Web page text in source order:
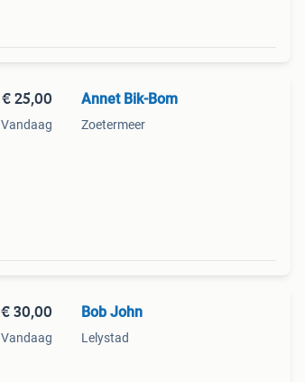
€ 25,00
Vandaag
Annet Bik-Bom
Zoetermeer
€ 30,00
Vandaag
Bob John
Lelystad